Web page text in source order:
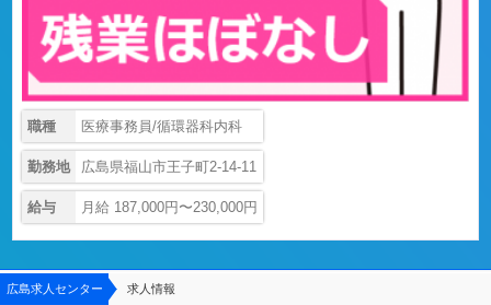
職種 医療事務員/循環器科内科
勤務地 広島県福山市王子町2-14-11
給与 月給 187,000円〜230,000円
広島求人センター 求人情報